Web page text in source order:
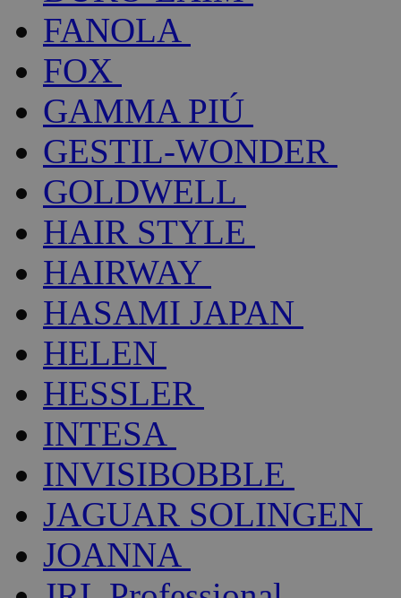
FANOLA
FOX
GAMMA PIÚ
GESTIL-WONDER
GOLDWELL
HAIR STYLE
HAIRWAY
HASAMI JAPAN
HELEN
HESSLER
INTESA
INVISIBOBBLE
JAGUAR SOLINGEN
JOANNA